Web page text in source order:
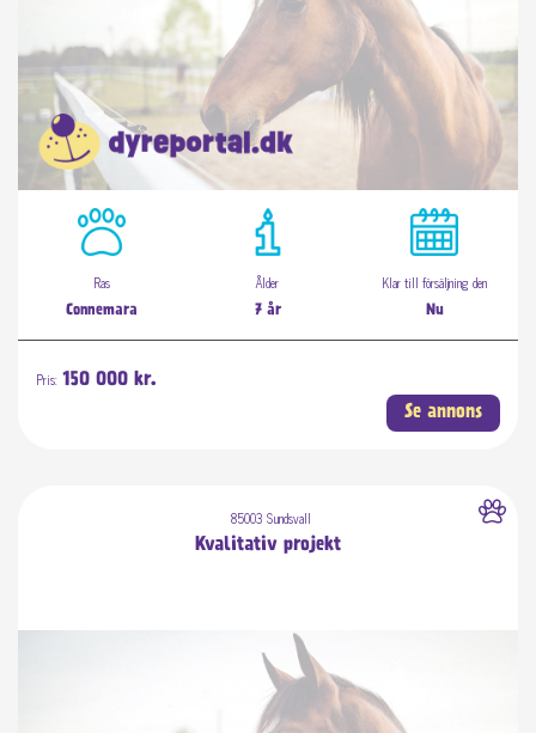
Ras
Connemara
Ålder
7 år
Klar till försäljning den
Nu
Pris: 150 000 kr.
Se annons
85003 Sundsvall
Kvalitativ projekt